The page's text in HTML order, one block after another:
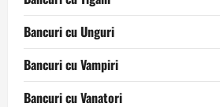
Bancuri cu Unguri
Bancuri cu Vampiri
Bancuri cu Vanatori